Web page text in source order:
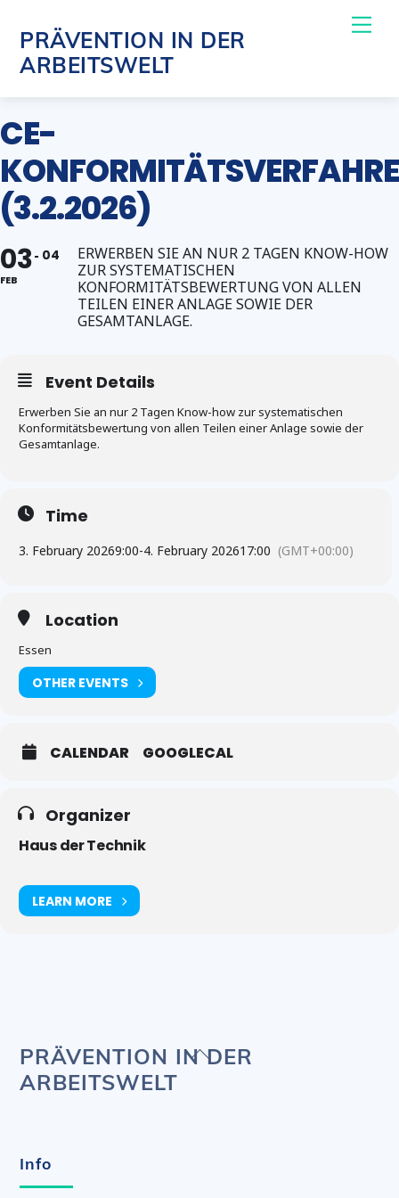
content
PRÄVENTION IN DER
ARBEITSWELT
CE-
(3.2.2026)
03
FEB
04
ERWERBEN SIE AN NUR 2 TAGEN KNOW-HOW
ZUR SYSTEMATISCHEN
KONFORMITÄTSBEWERTUNG VON ALLEN
TEILEN EINER ANLAGE SOWIE DER
GESAMTANLAGE.
Event Details
Erwerben Sie an nur 2 Tagen Know-how zur systematischen
Konformitätsbewertung von allen Teilen einer Anlage sowie der
Gesamtanlage.
Time
3. February 20269:00-4. February 202617:00 (GMT+00:00)
Location
Essen
OTHER EVENTS
CALENDAR GOOGLECAL
Organizer
Haus der Technik
LEARN MORE
Back
PRÄVENTION IN DER
ARBEITSWELT
Info